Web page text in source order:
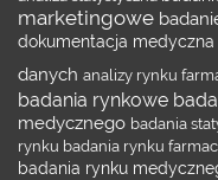
marketingowe
dokumentacja medyczna
danych analizy rynku
badania rynkowe
medycznego badania
rynku badania rynku
badania rynku